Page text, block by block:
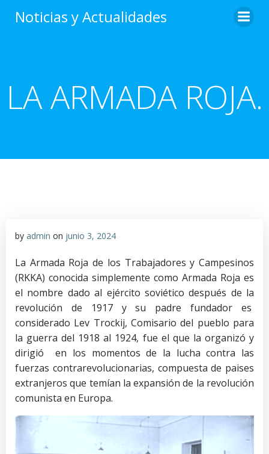
al
Noticias y Actualidades
LA ARMADA ROJA.
by admin on junio 3, 2024
La Armada Roja de los Trabajadores y Campesinos
(RKKA) conocida simplemente como Armada Roja es
el nombre dado al ejército soviético después de la
revolución de 1917 y su padre fundador es
considerado Lev Trockij, Comisario del pueblo para
la guerra del 1918 al 1924, fue el que la organizó y
dirigió en los momentos de la lucha contra las
fuerzas contrarevolucionarias, compuesta de paises
extranjeros que temían la expansión de la revolución
comunista en Europa.